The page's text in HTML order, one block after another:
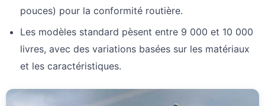
pouces) pour la conformité routière.
Les modèles standard pèsent entre 9 000 et 10 000
livres, avec des variations basées sur les matériaux
et les caractéristiques.